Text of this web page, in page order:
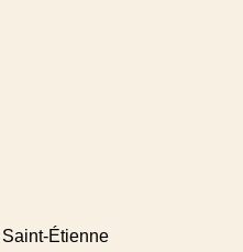
Étienne